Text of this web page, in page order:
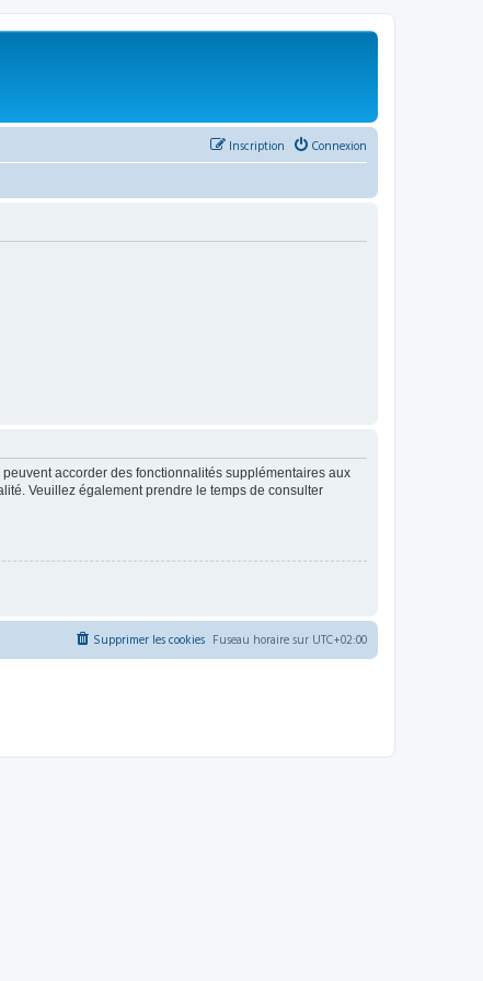
Connexion
Inscription
accorder des fonctionnalités supplémentaires aux
Veuillez également prendre le temps de consulter
Fuseau horaire sur UTC+02:00
Supprimer les cookies